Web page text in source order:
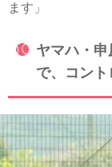
ます」
ヤマハ・
で、コント